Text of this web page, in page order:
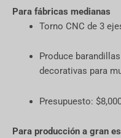
Para fábricas medianas
Torno CNC de 3
Produce
decorativas para
Presupuesto:
Para producción a gran